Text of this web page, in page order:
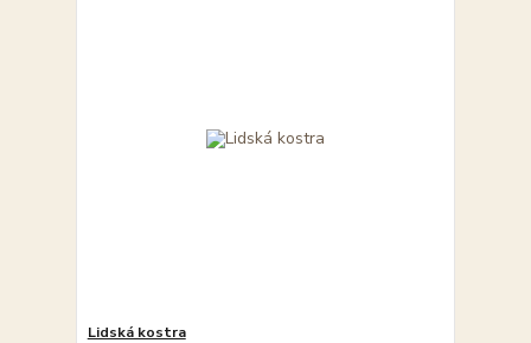
Lidská kostra